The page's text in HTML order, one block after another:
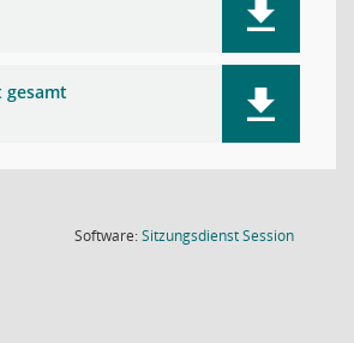
gesamt
Software:SitzungsdienstSession(Wird in